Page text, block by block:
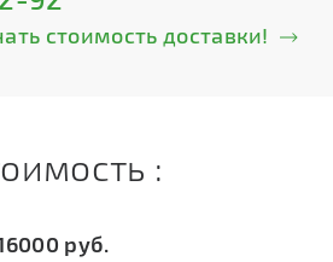
стоимость доставки!
:
руб.